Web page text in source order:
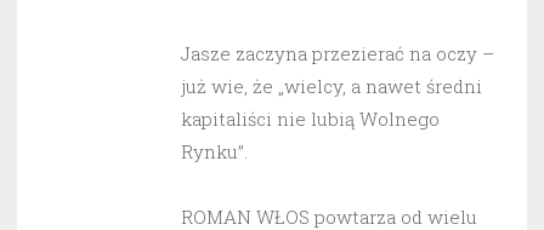
Jasze zaczyna przezierać na oczy –
już wie, że „wielcy, a nawet średni
kapitaliści nie lubią Wolnego
Rynku”.
ROMAN WŁOS powtarza od wielu